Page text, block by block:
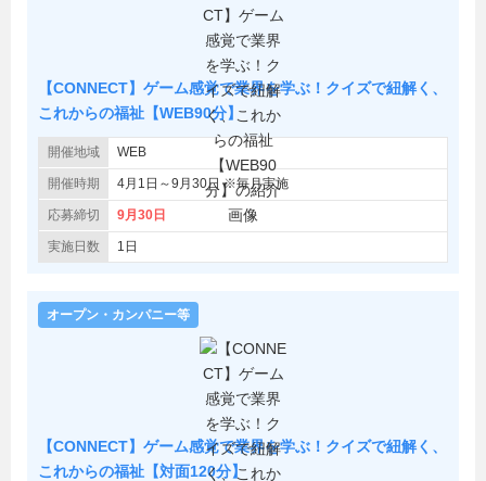
【CONNECT】ゲーム感覚で業界を学ぶ！クイズで紐解く、
これからの福祉【WEB90分】
開催地域 WEB
開催時期 4月1日～9月30日 ※毎月実施
応募締切 9月30日
実施日数 1日
オープン・カンパニー等
【CONNECT】ゲーム感覚で業界を学ぶ！クイズで紐解く、
これからの福祉【対面120分】